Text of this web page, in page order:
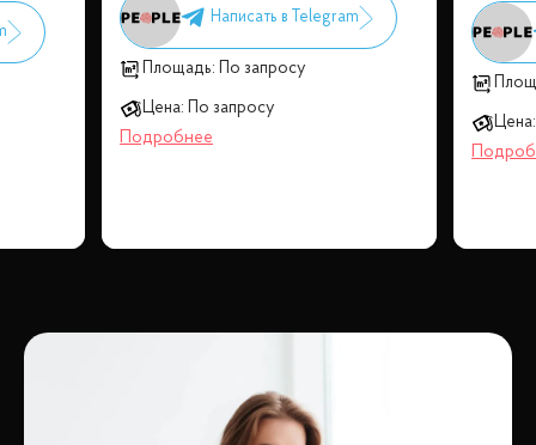
Площадь: По запросу
Цена: По запросу
Цена: